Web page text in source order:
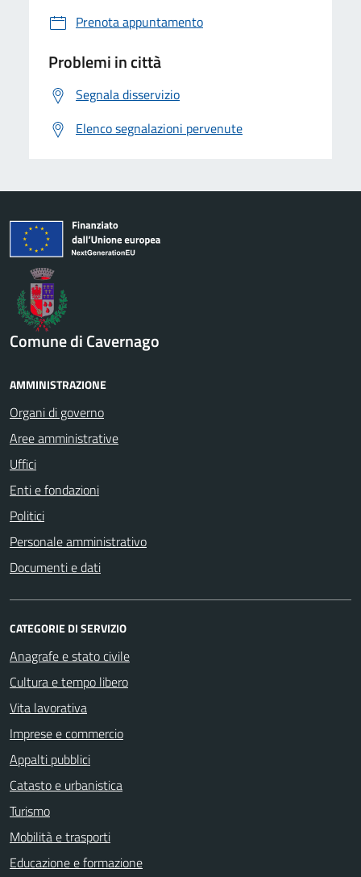
Prenota appuntamento
Problemi in città
Segnala disservizio
Elenco segnalazioni pervenute
Comune di Cavernago
AMMINISTRAZIONE
Organi di governo
Aree amministrative
Uffici
Enti e fondazioni
Politici
Personale amministrativo
Documenti e dati
CATEGORIE DI SERVIZIO
Anagrafe e stato civile
Cultura e tempo libero
Vita lavorativa
Imprese e commercio
Appalti pubblici
Catasto e urbanistica
Turismo
Mobilità e trasporti
Educazione e formazione